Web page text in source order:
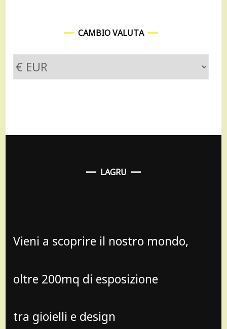
CAMBIO VALUTA
LAGRU
Vieni a scoprire il nostro mondo,
oltre 200mq di esposizione
tra gioielli e design